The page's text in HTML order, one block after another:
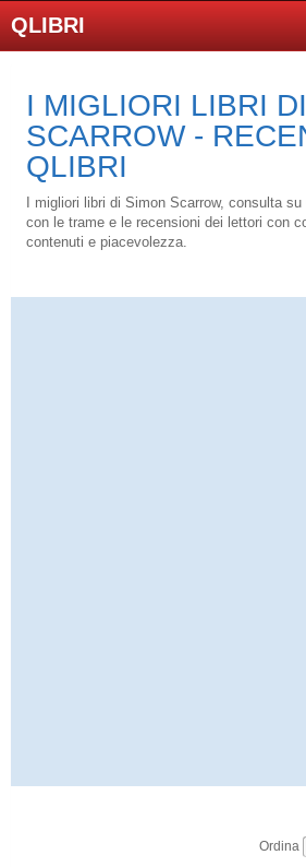
QLIBRI
I MIGLIORI LIBRI
SCARROW -
QLIBRI
I migliori libri di Simon Scarrow, consulta
con le trame e le recensioni dei lettori con
contenuti e piacevolezza.
Ordina